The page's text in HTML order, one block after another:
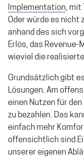
Implementation, mit
Oder würde es nicht
anhand des sich
Erlös, das Revenue-
wieviel die
Grundsätzlich gibt
Lösungen. Am
einen Nutzen für
zu bezahlen. Das
einfach mehr
offensichtlich sind
unserer eigenen